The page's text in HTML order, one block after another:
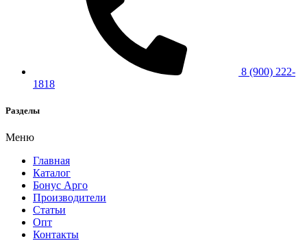
8 (900) 222-
1818
Разделы
Меню
Главная
Каталог
Бонус Арго
Производители
Статьи
Опт
Контакты